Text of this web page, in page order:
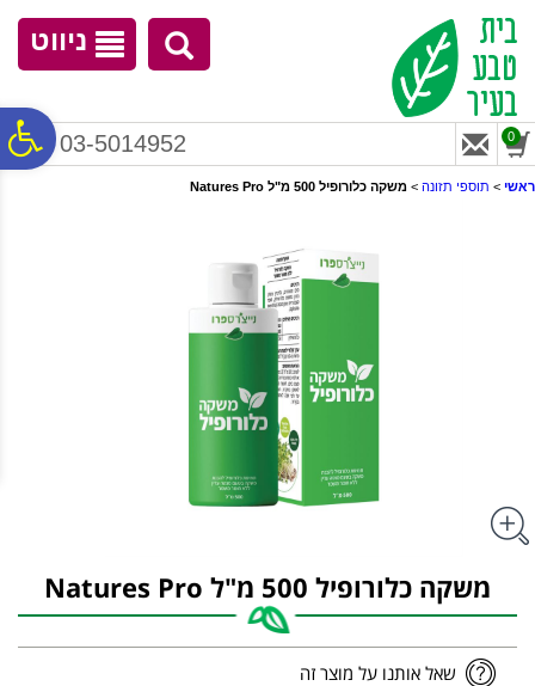
נגישות
ניווט
03-5014952 0
ראשי > תוספי תזונה > משקה כלורופיל 500 מ"ל Natures Pro
משקה כלורופיל 500 מ"ל Natures Pro
שאל אותנו על מוצר זה